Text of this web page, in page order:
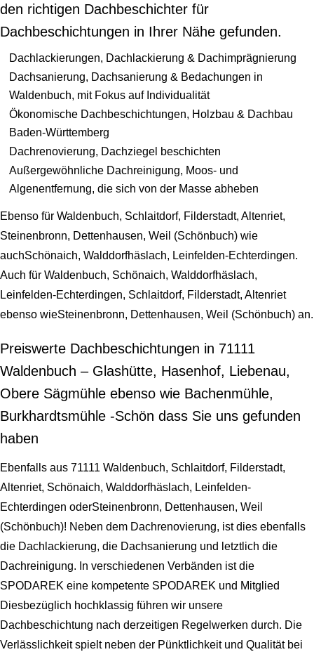
den richtigen Dachbeschichter für
Dachbeschichtungen in Ihrer Nähe gefunden.
Dachlackierungen, Dachlackierung & Dachimprägnierung
Dachsanierung, Dachsanierung & Bedachungen in
Waldenbuch, mit Fokus auf Individualität
Ökonomische Dachbeschichtungen, Holzbau & Dachbau
Baden-Württemberg
Dachrenovierung, Dachziegel beschichten
Außergewöhnliche Dachreinigung, Moos- und
Algenentfernung, die sich von der Masse abheben
Ebenso für Waldenbuch, Schlaitdorf, Filderstadt, Altenriet,
Steinenbronn, Dettenhausen, Weil (Schönbuch) wie
auchSchönaich, Walddorfhäslach, Leinfelden-Echterdingen.
Auch für Waldenbuch, Schönaich, Walddorfhäslach,
Leinfelden-Echterdingen, Schlaitdorf, Filderstadt, Altenriet
ebenso wieSteinenbronn, Dettenhausen, Weil (Schönbuch) an.
Preiswerte Dachbeschichtungen in 71111
Waldenbuch – Glashütte, Hasenhof, Liebenau,
Obere Sägmühle ebenso wie Bachenmühle,
Burkhardtsmühle -Schön dass Sie uns gefunden
haben
Ebenfalls aus 71111 Waldenbuch, Schlaitdorf, Filderstadt,
Altenriet, Schönaich, Walddorfhäslach, Leinfelden-
Echterdingen oderSteinenbronn, Dettenhausen, Weil
(Schönbuch)! Neben dem Dachrenovierung, ist dies ebenfalls
die Dachlackierung, die Dachsanierung und letztlich die
Dachreinigung. In verschiedenen Verbänden ist die
SPODAREK eine kompetente SPODAREK und Mitglied
Diesbezüglich hochklassig führen wir unsere
Dachbeschichtung nach derzeitigen Regelwerken durch. Die
Verlässlichkeit spielt neben der Pünktlichkeit und Qualität bei